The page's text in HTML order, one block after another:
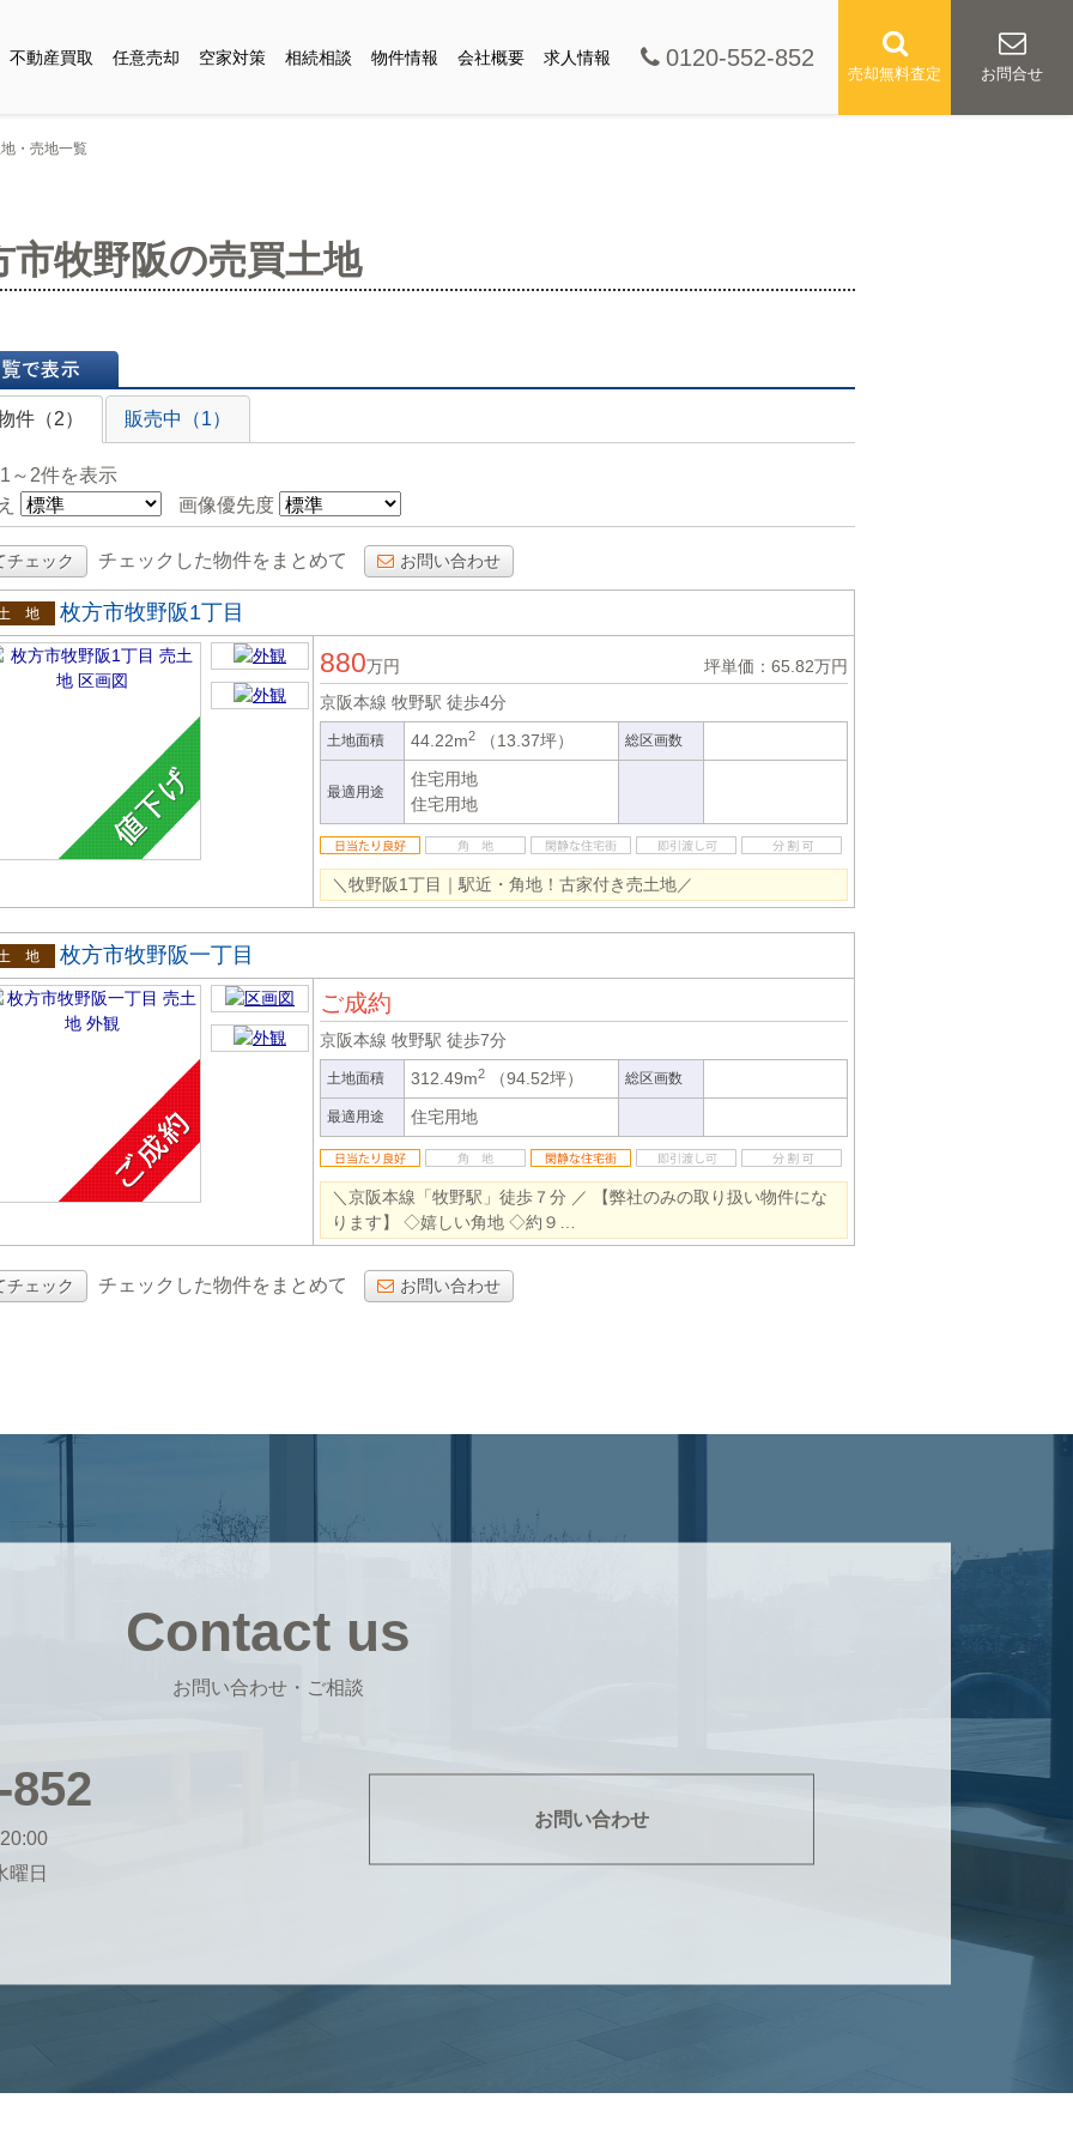
不動産買取 任意売却 空家対策 相続相談 物件情報 会社概要 求人情報 0120-552-852
売却無料査定 お問合せ
・売地一覧
市牧野阪の売買土地
示
件（2）
販売中（1）
～2件を表示
画像優先度
チェック チェックした物件をまとめて お問い合わせ
地
枚方市牧野阪1丁目
880万円
坪単価：65.82万円
京阪本線 牧野駅 徒歩4分
土地面積 44.22m2 （13.37坪） 総区画数
最適用途
住宅用地
住宅用地
＼牧野阪1丁目｜駅近・角地！古家付き売土地／
地
枚方市牧野阪一丁目
ご成約
京阪本線 牧野駅 徒歩7分
土地面積 312.49m2 （94.52坪） 総区画数
最適用途 住宅用地
＼京阪本線「牧野駅」徒歩７分 ／ 【弊社のみの取り扱い物件にな
ります】 ◇嬉しい角地 ◇約９…
チェック チェックした物件をまとめて お問い合わせ
Contact us
お問い合わせ・ご相談
852
曜日
お問い合わせ